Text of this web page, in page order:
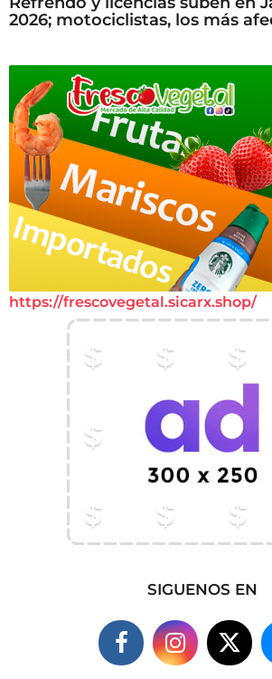
2026; motociclistas, los más
https://frescovegetal.sicarx.shop/
SIGUENOS EN